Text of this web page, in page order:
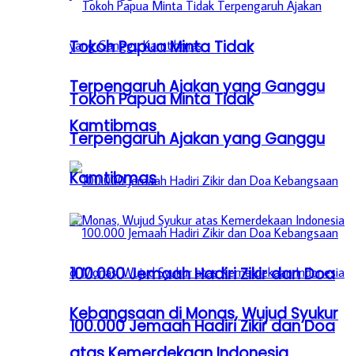
Tokoh Papua Minta Tidak
Terpengaruh Ajakan yang Ganggu
Kamtibmas
100.000 Jemaah Hadiri Zikir dan Doa
Kebangsaan di Monas, Wujud Syukur
Tokoh Papua Minta Tidak
Terpengaruh Ajakan yang Ganggu
Kamtibmas
100.000 Jemaah Hadiri Zikir dan Doa